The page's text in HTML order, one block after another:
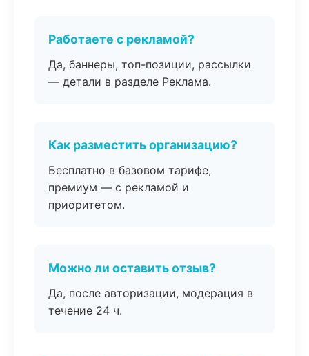
Работаете с рекламой?
Да, баннеры, топ-позиции, рассылки
— детали в разделе Реклама.
Как разместить организацию?
Бесплатно в базовом тарифе,
премиум — с рекламой и
приоритетом.
Можно ли оставить отзыв?
Да, после авторизации, модерация в
течение 24 ч.